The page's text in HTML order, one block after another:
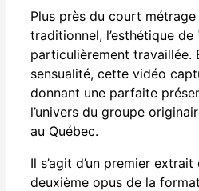
Plus près du court
traditionnel, l’esthétique de
particulièrement travaillée.
sensualité, cette vidéo
donnant une parfaite
l’univers du groupe
au Québec.
Il s’agit d’un premier extrait
deuxième opus de la